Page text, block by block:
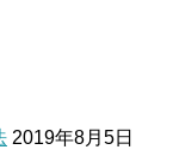
2019年8月5日